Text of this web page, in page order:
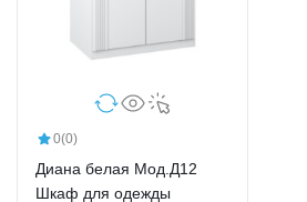
0(0)
Диана белая Мод.Д12
Шкаф для одежды